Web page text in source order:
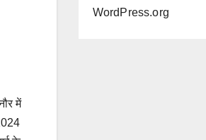
में
WordPress.org